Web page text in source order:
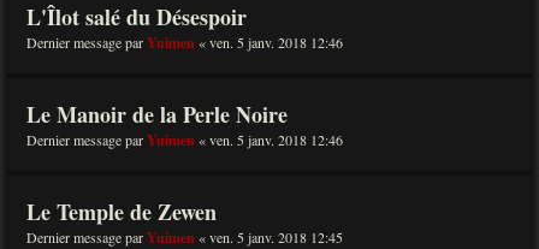
L'Îlot salé du Désespoir
Dernier message parYuimen «ven. 5 janv. 2018 12:46
Le Manoir de la Perle Noire
Dernier message parYuimen «ven. 5 janv. 2018 12:46
Le Temple de Zewen
Dernier message parYuimen «ven. 5 janv. 2018 12:45